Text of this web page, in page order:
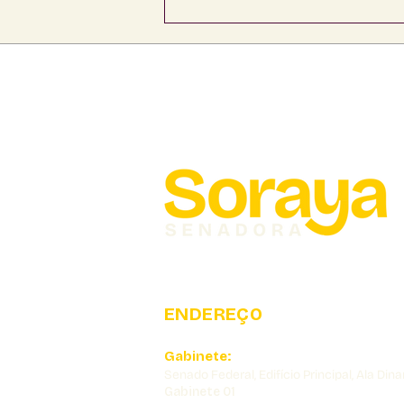
ENDEREÇO
Gabinete:
Senado Federal, Edifício Principal, Ala
Gabinete 01